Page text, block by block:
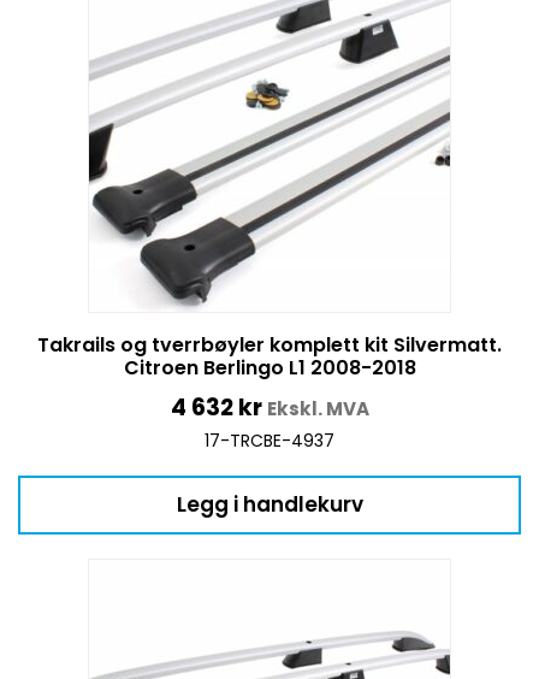
Takrails og tverrbøyler komplett kit Silvermatt.
Citroen Berlingo L1 2008-2018
4 632kr Ekskl. MVA
17-TRCBE-4937
Legg i handlekurv